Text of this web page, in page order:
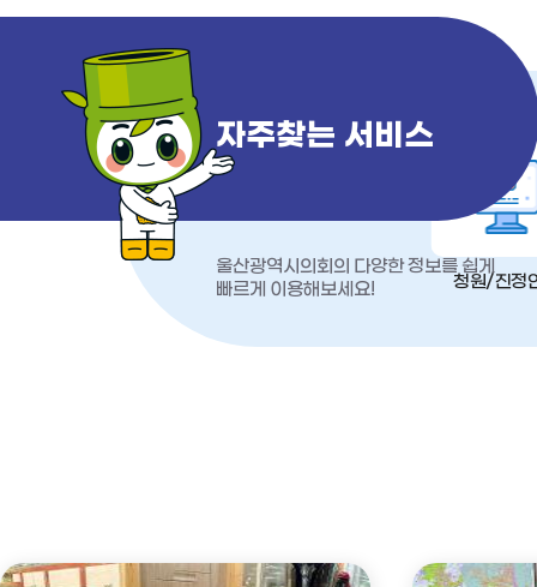
자주찾는 서비스
울산광역시의회의 다양한 정보를 쉽게
빠르게 이용해보세요!
청원/진정